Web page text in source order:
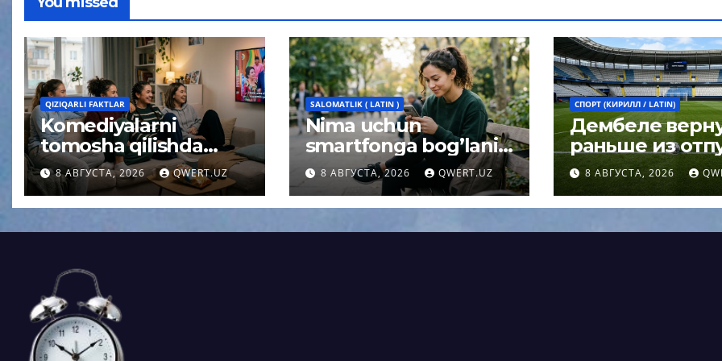
QIZIQARLI FAKTLAR
Komediyalarni
tomosha qilishda
miya uchun
kutilmagan effekt
aniqlandi
8 АВГУСТА, 2026 QWERT.UZ
SALOMATLIK ( LATIN )
Nima uchun
smartfonga bog’lanib
qolish umrni
qisqartirishi mumkin:
psixolog javobi
8 АВГУСТА, 2026 QWERT.UZ
СПОРТ (КИРИЛЛ / LATIN)
Дембеле
раньше из
чтобы сыграть
Суперкубке
8 АВГУСТА, 2026